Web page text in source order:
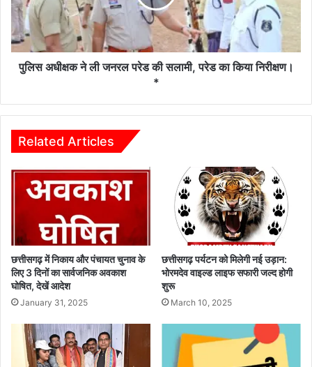
परेड
की
सलामी,
परेड
कापुलिस अधीक्षक ने ली जनरल परेड की सलामी, परेड का किया निरीक्षण।
*
Related Articles
छत्तीसगढ़ में निकाय और पंचायत चुनाव के
लिए 3 दिनों का सार्वजनिक अवकाश
घोषित, देखें आदेश
January 31, 2025
छत्तीसगढ़ पर्यटन को मिलेगी नई उड़ान:
भोरमदेव वाइल्ड लाइफ सफारी जल्द होगी
शुरू
March 10, 2025